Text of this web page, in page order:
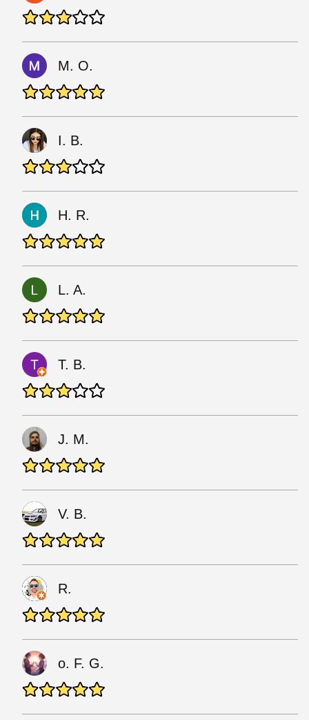
M. O.
I. B.
H. R.
L. A.
T. B.
J. M.
V. B.
R.
o. F. G.